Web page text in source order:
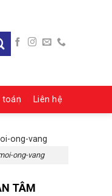
toán Liên hệ
ong-vang
TÂM